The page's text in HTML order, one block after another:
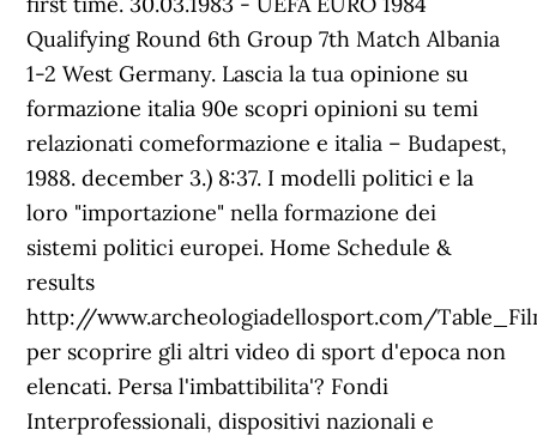
Qualifying Round 6th Group 7th Match Albania
1-2 West Germany. Lascia la tua opinione su
formazione italia 90e scopri opinioni su temi
relazionati comeformazione e italia – Budapest,
1988. december 3.) 8:37. I modelli politici e la
loro "importazione" nella formazione dei
sistemi politici europei. Home Schedule &
results
http://www.archeologiadellosport.com/
per scoprire gli altri video di sport d'epoca non
elencati. Persa l'imbattibilita'? Fondi
Interprofessionali, dispositivi nazionali e